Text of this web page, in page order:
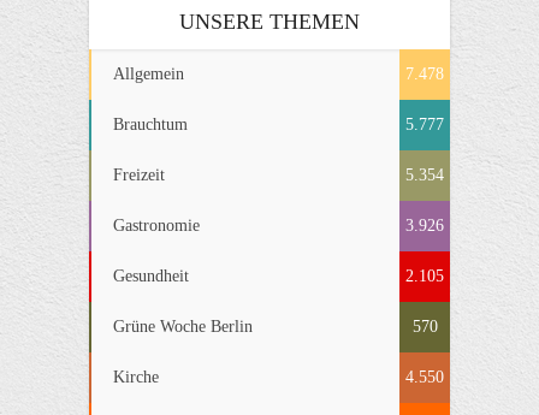
UNSERE THEMEN
Allgemein 7.478
Brauchtum 5.777
Freizeit 5.354
Gastronomie 3.926
Gesundheit 2.105
Grüne Woche Berlin 570
Kirche 4.550